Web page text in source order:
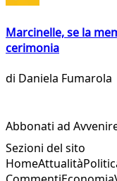
Marcinelle, se la
cerimonia
di Daniela Fumarola
Abbonati ad
Sezioni del sito
HomeAttualità